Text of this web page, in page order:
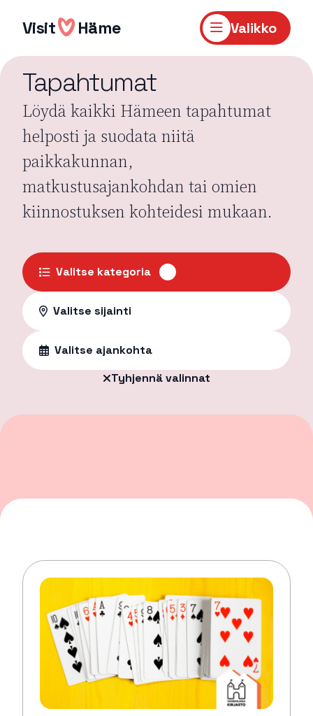
sisältöön
Visit Häme Valikko
Tapahtumat
Löydä kaikki Hämeen tapahtumat
helposti ja suodata niitä
paikkakunnan,
matkustusajankohdan tai omien
kiinnostuksen kohteidesi mukaan.
Valitse kategoria
Valitse sijainti
Valitse ajankohta
Tyhjennä valinnat